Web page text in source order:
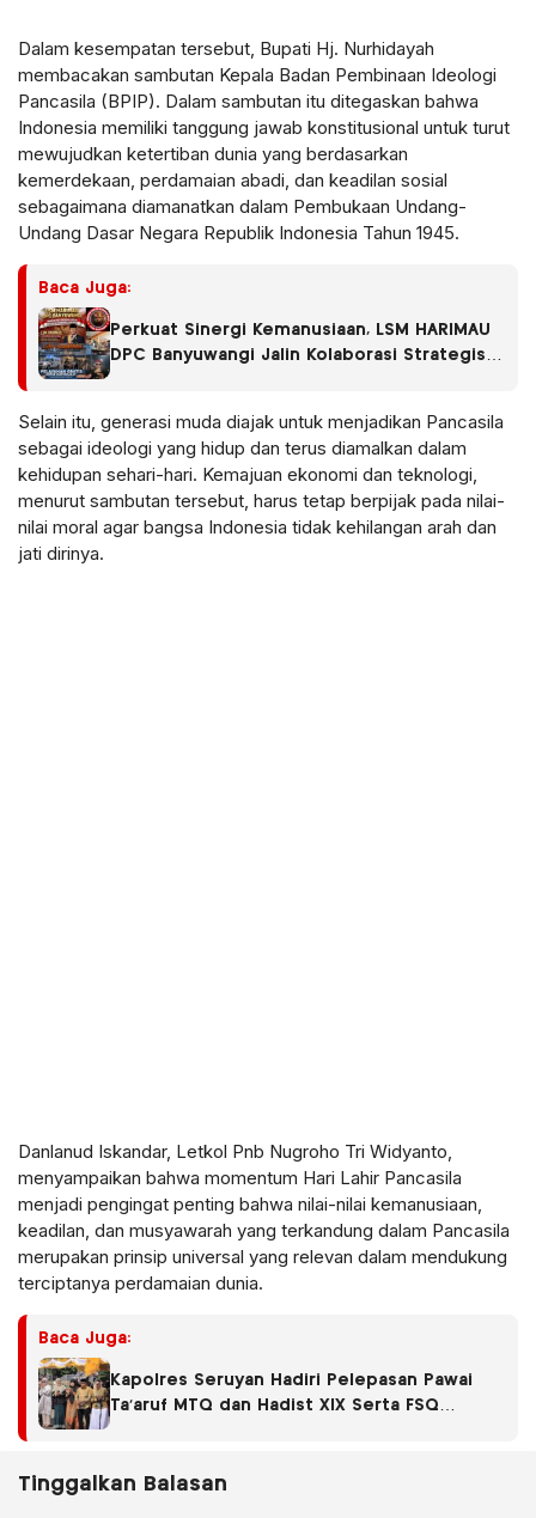
Dalam kesempatan tersebut, Bupati Hj. Nurhidayah
membacakan sambutan Kepala Badan Pembinaan Ideologi
Pancasila (BPIP). Dalam sambutan itu ditegaskan bahwa
Indonesia memiliki tanggung jawab konstitusional untuk turut
mewujudkan ketertiban dunia yang berdasarkan
kemerdekaan, perdamaian abadi, dan keadilan sosial
sebagaimana diamanatkan dalam Pembukaan Undang-
Undang Dasar Negara Republik Indonesia Tahun 1945.
Baca Juga:
Perkuat Sinergi Kemanusiaan, LSM HARIMAU
DPC Banyuwangi Jalin Kolaborasi Strategis
Selain itu, generasi muda diajak untuk menjadikan Pancasila
sebagai ideologi yang hidup dan terus diamalkan dalam
kehidupan sehari-hari. Kemajuan ekonomi dan teknologi,
menurut sambutan tersebut, harus tetap berpijak pada nilai-
nilai moral agar bangsa Indonesia tidak kehilangan arah dan
jati dirinya.
Danlanud Iskandar, Letkol Pnb Nugroho Tri Widyanto,
menyampaikan bahwa momentum Hari Lahir Pancasila
menjadi pengingat penting bahwa nilai-nilai kemanusiaan,
keadilan, dan musyawarah yang terkandung dalam Pancasila
merupakan prinsip universal yang relevan dalam mendukung
terciptanya perdamaian dunia.
Baca Juga:
Kapolres Seruyan Hadiri Pelepasan Pawai
Ta’aruf MTQ dan Hadist XlX Serta FSQ
Tinggalkan Balasan